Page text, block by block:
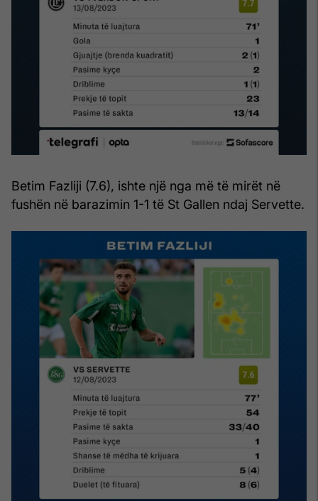
Betim Fazliji (7.6), ishte një nga më të mirët në
fushën në barazimin 1-1 të St Gallen ndaj Servette.